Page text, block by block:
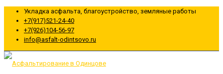
Укладка асфальта, благоустройство, земляные работы
+7(917)521-24-40
+7(926)104-56-97
info@asfalt-odintsovo.ru